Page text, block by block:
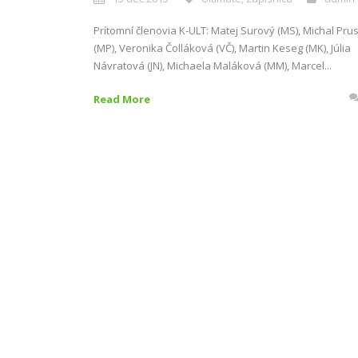
Prítomní členovia K­-ULT: Matej Surový (MS), Michal
(MP), Veronika Čolláková (VČ), Martin Keseg (MK), Júlia
Návratová (JN), Michaela Maláková (MM), Marcel...
Read More